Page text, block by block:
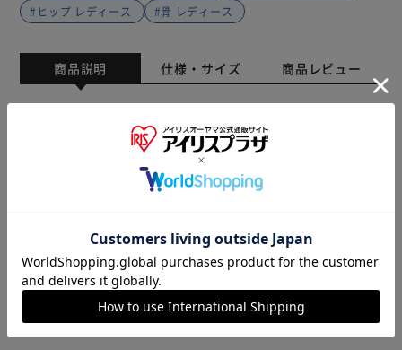
#ヒップ レディース
#骨 レディース
商品説明 仕様・サイズ 商品レビュー
厚みは約1.5cmで、衝撃吸収に強いEVA素材を採用。 尾てい
骨、股関節を保護します。 伸縮性が高く、着用中でも動き
やすい。 また、通気性にも優れて蒸れにくいです。 臀部を
全面的にガードして、動きやすさも計算されたデザイン。
両面ファスナー式で、着脱が簡単に行えます。 スキー、ス
ノーボード、ウィンタースポーツ、スケート、スケートボー
ド、ロードバイクなど、スポーツ全般に幅広く活用できま
す。 商品名： ヒッププロテクター, 商品内容物：プロテクタ
ー×1, 素材：ナイロン、ポリウレタン、EVAスポンジ, サイ
ズ(ウエスト/参考身長)： S(50cm/120-130cm)、
M(54cm/130-140cm)、 L(58cm/140-155cm)、
もっと見る
※製品は予告なく仕様を変更する場合がございます。あらか
じめご了承ください。